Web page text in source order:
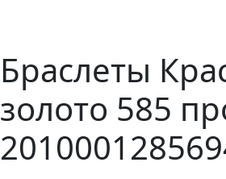
Браслеты
золото 585